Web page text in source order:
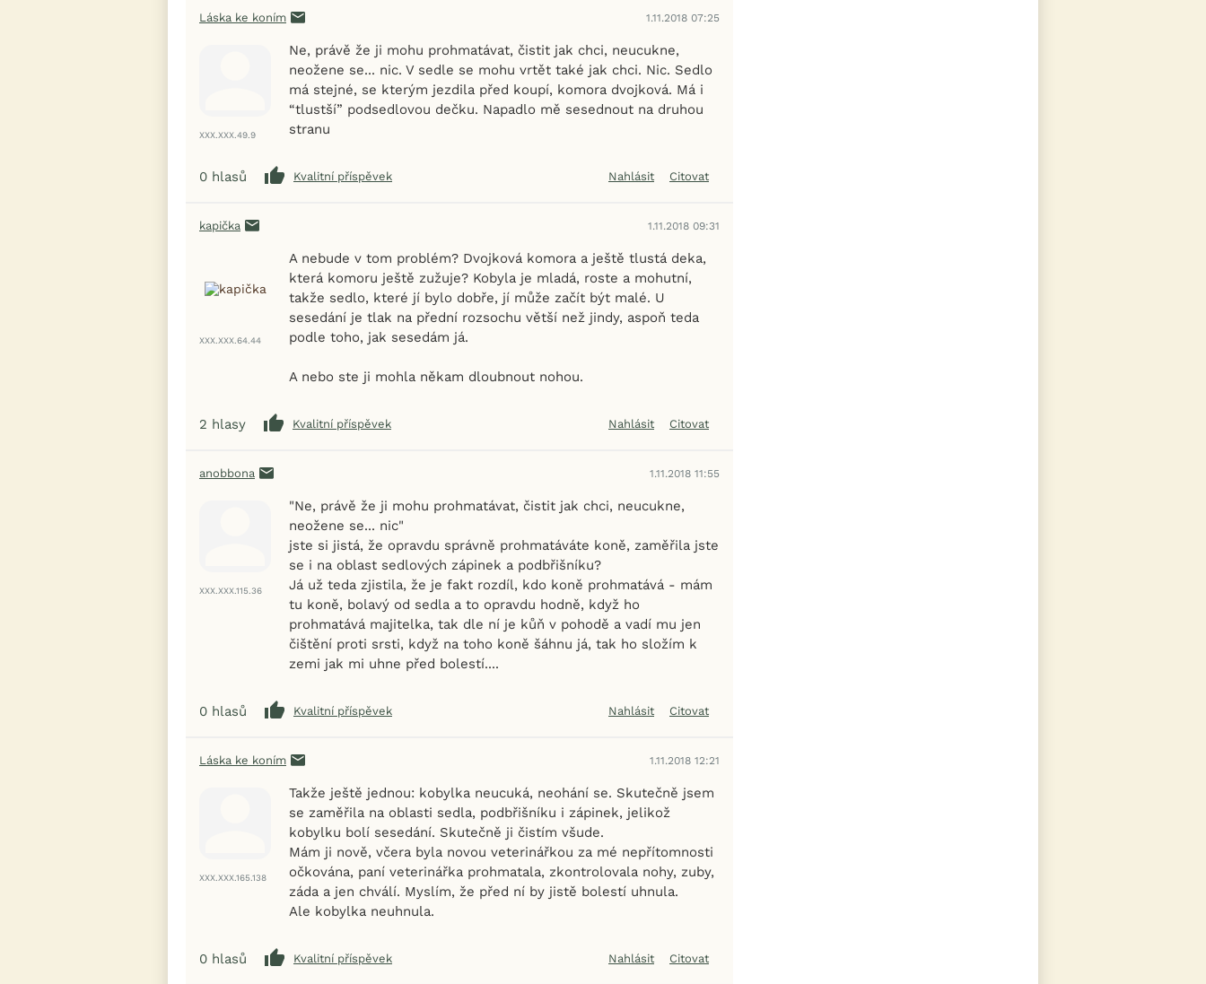
Láska ke koním 1.11.2018 07:25
XXX.XXX.49.9
Ne, právě že ji mohu prohmatávat, čistit jak chci, neucukne,
neožene se... nic. V sedle se mohu vrtět také jak chci. Nic. Sedlo
má stejné, se kterým jezdila před koupí, komora dvojková. Má i
“tlustší” podsedlovou dečku. Napadlo mě sesednout na druhou
stranu
0 hlasů Kvalitní příspěvek Nahlásit Citovat
kapička 1.11.2018 09:31
XXX.XXX.64.44
A nebude v tom problém? Dvojková komora a ještě tlustá deka,
která komoru ještě zužuje? Kobyla je mladá, roste a mohutní,
takže sedlo, které jí bylo dobře, jí může začít být malé. U
sesedání je tlak na přední rozsochu větší než jindy, aspoň teda
podle toho, jak sesedám já.
A nebo ste ji mohla někam dloubnout nohou.
2 hlasy Kvalitní příspěvek Nahlásit Citovat
anobbona 1.11.2018 11:55
XXX.XXX.115.36
"Ne, právě že ji mohu prohmatávat, čistit jak chci, neucukne,
neožene se... nic"
jste si jistá, že opravdu správně prohmatáváte koně, zaměřila jste
se i na oblast sedlových zápinek a podbřišníku?
Já už teda zjistila, že je fakt rozdíl, kdo koně prohmatává - mám
tu koně, bolavý od sedla a to opravdu hodně, když ho
prohmatává majitelka, tak dle ní je kůň v pohodě a vadí mu jen
čištění proti srsti, když na toho koně šáhnu já, tak ho složím k
zemi jak mi uhne před bolestí....
0 hlasů Kvalitní příspěvek Nahlásit Citovat
Láska ke koním 1.11.2018 12:21
XXX.XXX.165.138
Takže ještě jednou: kobylka neucuká, neohání se. Skutečně jsem
se zaměřila na oblasti sedla, podbřišníku i zápinek, jelikož
kobylku bolí sesedání. Skutečně ji čistím všude.
Mám ji nově, včera byla novou veterinářkou za mé nepřítomnosti
očkována, paní veterinářka prohmatala, zkontrolovala nohy, zuby,
záda a jen chválí. Myslím, že před ní by jistě bolestí uhnula.
Ale kobylka neuhnula.
0 hlasů Kvalitní příspěvek Nahlásit Citovat